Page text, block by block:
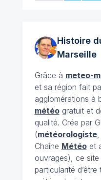
Histoire
Marseille
Grâce à meteo-
et sa région fait
agglomérations à
météogratuit et
qualité. Crée par
(météorologiste,
Chaîne Météoet
ouvrages), ce
particularité